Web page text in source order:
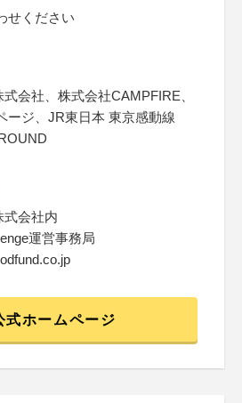
せください
会社、株式会社CAMPFIRE、
ージ、JR東日本 東京感動線
式会社内
運営事務局
式ホームページ